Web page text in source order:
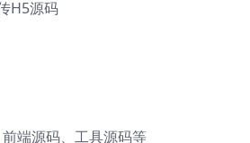
端源码、工具源码等